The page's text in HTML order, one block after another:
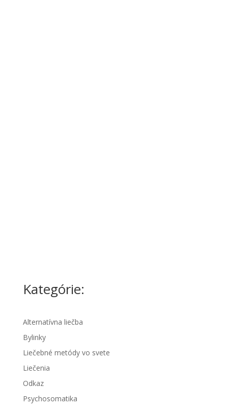
Kategórie:
Alternatívna liečba
Bylinky
Liečebné metódy vo svete
Liečenia
Odkaz
Psychosomatika